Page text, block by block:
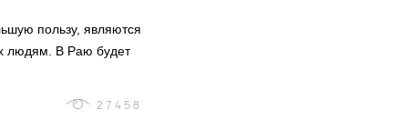
пользу, являются
людям. В Раю будет
27458